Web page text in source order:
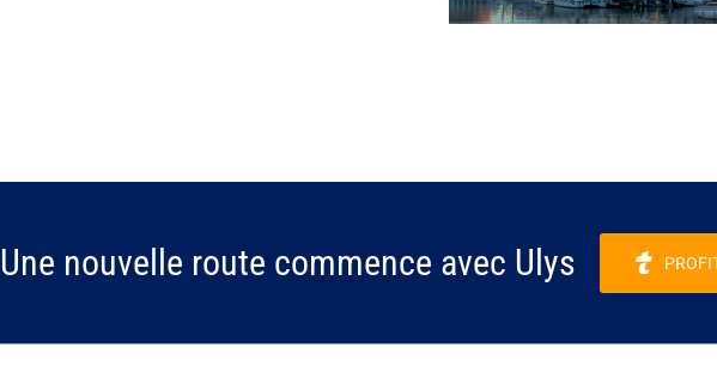
Une nouvelle route commence avec Ulys